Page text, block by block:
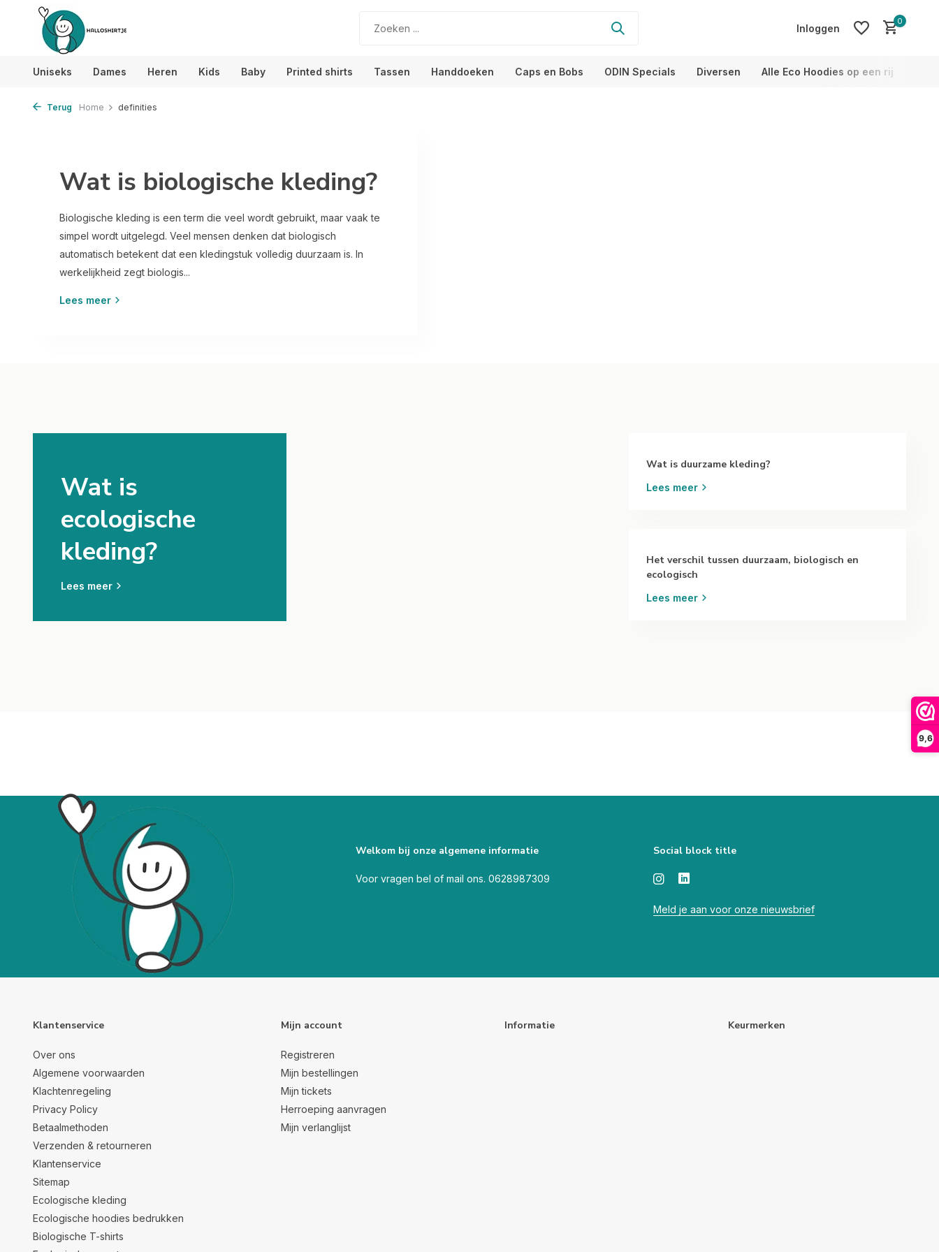
9,6
Inloggen
0
Uniseks Dames Heren Kids Baby Printed shirts Tassen Handdoeken Caps en Bobs ODIN Specials Diversen Alle Eco Hoodies op een rij
Terug Home definities
Wat is biologische kleding?
Biologische kleding is een term die veel wordt gebruikt, maar vaak te
simpel wordt uitgelegd. Veel mensen denken dat biologisch
automatisch betekent dat een kledingstuk volledig duurzaam is. In
werkelijkheid zegt biologis...
Lees meer
Wat is
ecologische
kleding?
Lees meer
Wat is duurzame kleding?
Lees meer
Het verschil tussen duurzaam, biologisch en
ecologisch
Lees meer
Welkom bij onze algemene informatie
Voor vragen bel of mail ons. 0628987309
Social block title
Meld je aan voor onze nieuwsbrief
Klantenservice
Over ons
Algemene voorwaarden
Klachtenregeling
Privacy Policy
Betaalmethoden
Verzenden & retourneren
Klantenservice
Sitemap
Ecologische kleding
Ecologische hoodies bedrukken
Biologische T-shirts
Mijn account
Registreren
Mijn bestellingen
Mijn tickets
Herroeping aanvragen
Mijn verlanglijst
Informatie Keurmerken